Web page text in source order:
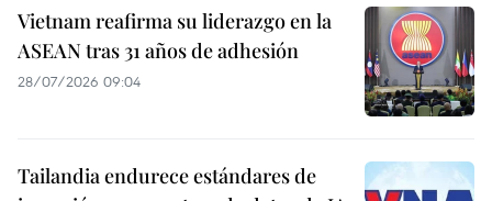
Vietnam reafirma su liderazgo en la
ASEAN tras 31 años de adhesión
28/07/2026 09:04
Tailandia endurece estándares de